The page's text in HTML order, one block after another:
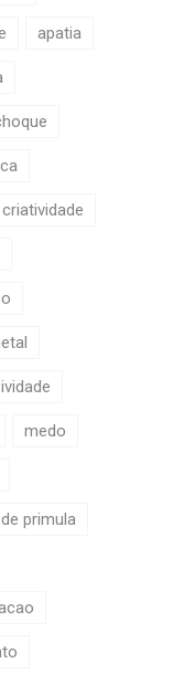
apatia
criatividade
medo
primula